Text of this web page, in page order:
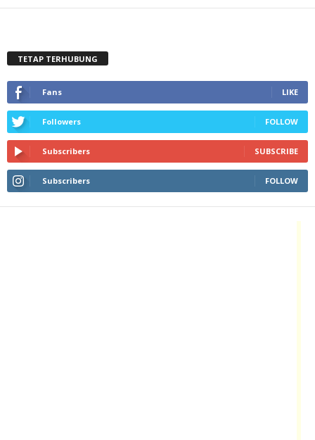
TETAP TERHUBUNG
Fans LIKE
Followers FOLLOW
Subscribers SUBSCRIBE
Subscribers FOLLOW